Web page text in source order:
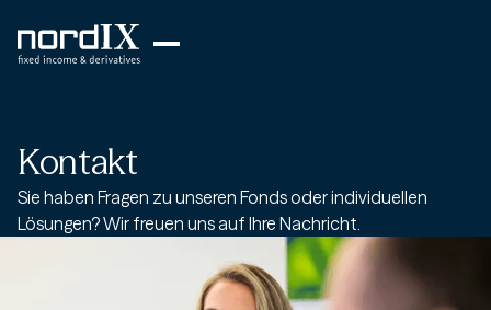
Kontakt
Sie haben Fragen zu unseren Fonds oder individuellen
Lösungen? Wir freuen uns auf Ihre Nachricht.